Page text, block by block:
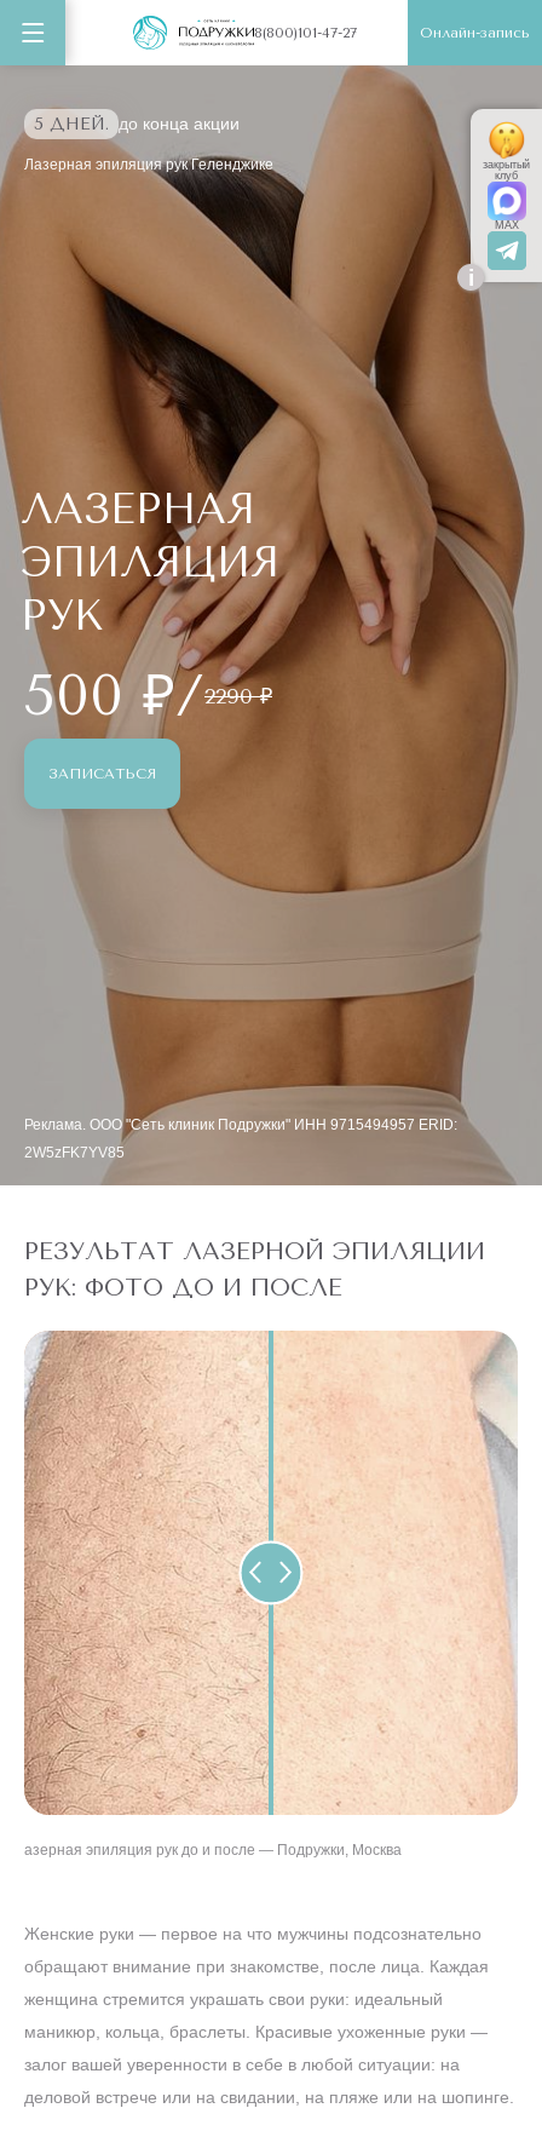
8(800)101-47-27 Онлайн-запись
5 ДНЕЙ. до конца акции
Лазерная эпиляция рук Геленджике
ЛАЗЕРНАЯ
ЭПИЛЯЦИЯ
РУК
500 ₽/2290 ₽
ЗАПИСАТЬСЯ
Реклама. ООО "Сеть клиник Подружки" ИНН 9715494957 ERID:
2W5zFK7YV85
РЕЗУЛЬТАТ ЛАЗЕРНОЙ ЭПИЛЯЦИИ
РУК: ФОТО ДО И ПОСЛЕ
азерная эпиляция рук до и после — Подружки, Москва
Женские руки — первое на что мужчины подсознательно
обращают внимание при знакомстве, после лица. Каждая
женщина стремится украшать свои руки: идеальный
маникюр, кольца, браслеты. Красивые ухоженные руки —
залог вашей уверенности в себе в любой ситуации: на
деловой встрече или на свидании, на пляже или на шопинге.
i
закрытый
клуб
MAX